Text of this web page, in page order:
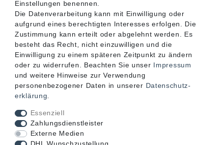
Einstellungen benennen.
Die Datenverarbeitung kann mit Einwilligung oder
aufgrund eines berechtigten Interesses erfolgen. Die
Zustimmung kann erteilt oder abgelehnt werden. Es
besteht das Recht, nicht einzuwilligen und die
Einwilligung zu einem späteren Zeitpunkt zu ändern
oder zu widerrufen. Beachten Sie unser Impressum
und weitere Hinweise zur Verwendung
personenbezogener Daten in unserer Daten­schutz­
erklärung
Essenziell
Zahlungsdienstleister
Externe Medien